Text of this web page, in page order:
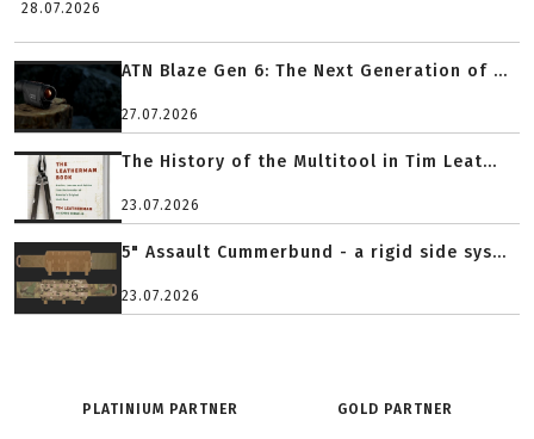
28.07.2026
ATN Blaze Gen 6: The Next Generation of ...
27.07.2026
The History of the Multitool in Tim Leat...
23.07.2026
5" Assault Cummerbund - a rigid side sys...
23.07.2026
PLATINIUM PARTNER GOLD PARTNER